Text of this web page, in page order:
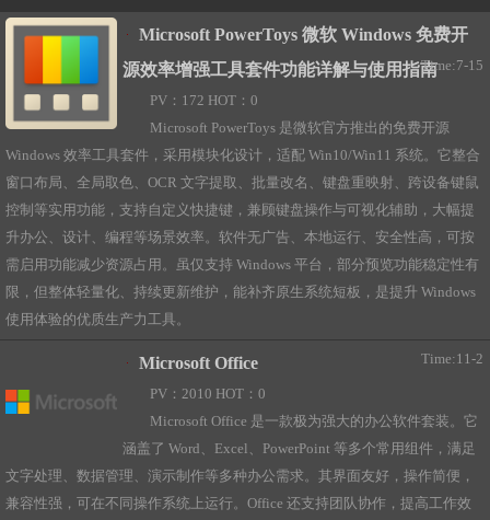
Microsoft PowerToys 微软 Windows 免费开
源效率增强工具套件功能详解与使用指南Time:7-15
PV：172 HOT：0
Microsoft PowerToys 是微软官方推出的免费开源
Windows 效率工具套件，采用模块化设计，适配 Win10/Win11 系统。它整合
窗口布局、全局取色、OCR 文字提取、批量改名、键盘重映射、跨设备键鼠
控制等实用功能，支持自定义快捷键，兼顾键盘操作与可视化辅助，大幅提
升办公、设计、编程等场景效率。软件无广告、本地运行、安全性高，可按
需启用功能减少资源占用。虽仅支持 Windows 平台，部分预览功能稳定性有
限，但整体轻量化、持续更新维护，能补齐原生系统短板，是提升 Windows
使用体验的优质生产力工具。
Microsoft Office Time:11-2
PV：2010 HOT：0
Microsoft Office 是一款极为强大的办公软件套装。它
涵盖了 Word、Excel、PowerPoint 等多个常用组件，满足
文字处理、数据管理、演示制作等多种办公需求。其界面友好，操作简便，
兼容性强，可在不同操作系统上运行。Office 还支持团队协作，提高工作效